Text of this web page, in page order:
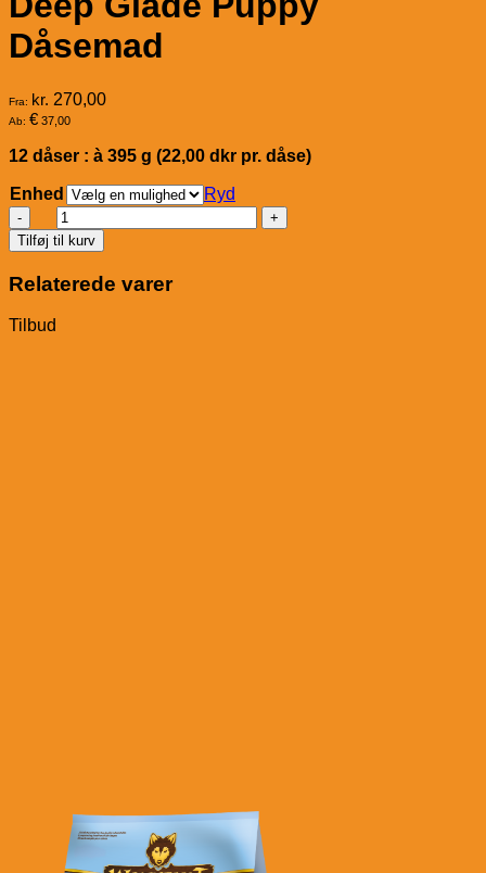
Dåsemad
Fra: kr. 270,00
Ab: € 37,00
12 dåser : à 395 g (22,00 dkr pr. dåse)
Enhed
Ryd
Wolfsblut
Deep
Glade
Puppy
Dåsemad
Tilføj til kurv
Relaterede varer
Tilbud